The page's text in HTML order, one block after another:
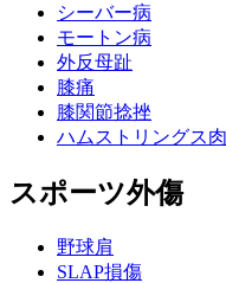
シーバー病
モートン病
外反母趾
膝痛
膝関節捻挫
ハムストリングス
スポーツ外傷
野球肩
SLAP損傷